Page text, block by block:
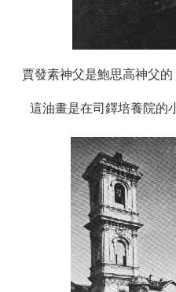
賈發素神父是鮑思高神父的
這油畫是在司鐸培養院的